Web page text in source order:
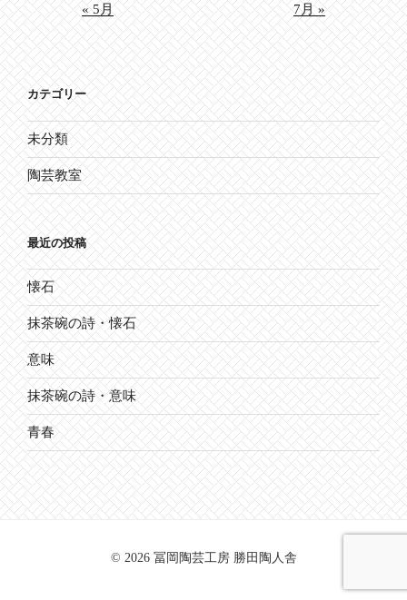
« 5月 7月 »
カテゴリー
未分類
陶芸教室
最近の投稿
懐石
抹茶碗の詩・懐石
意味
抹茶碗の詩・意味
青春
© 2026 冨岡陶芸工房 勝田陶人舎